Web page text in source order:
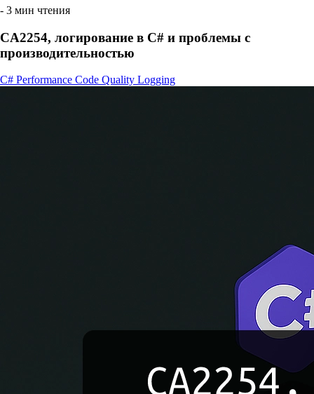
- 3 мин чтения
CA2254, логирование в C# и проблемы с
производительностью
C# Performance Code Quality Logging